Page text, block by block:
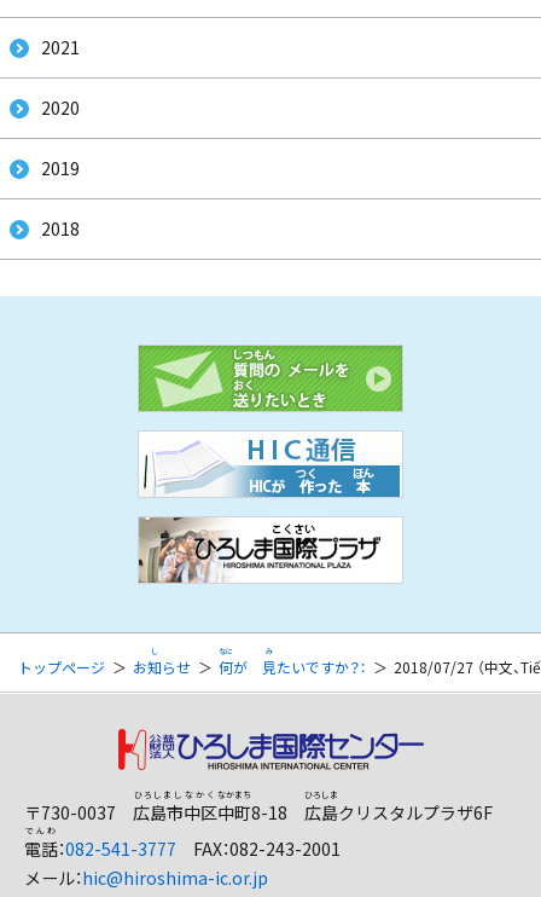
なに
にほんごがくしゅう
りゅうがくせいしえん
べんり
し
2021
2020
2019
2018
トップページ お知らせ 何が 見たいですか？： 2018/07/27 （中文、
〒730-0037 広島市中区中町8-18 広島クリスタルプラザ6F
電話：082-541-3777 FAX：082-243-2001
メール：hic@hiroshima-ic.or.jp